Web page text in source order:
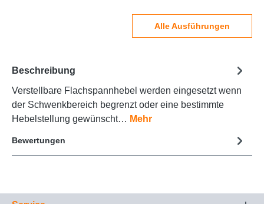
Alle Ausführungen
Beschreibung
Verstellbare Flachspannhebel werden eingesetzt wenn
der Schwenkbereich begrenzt oder eine bestimmte
Hebelstellung gewünscht… Mehr
Bewertungen